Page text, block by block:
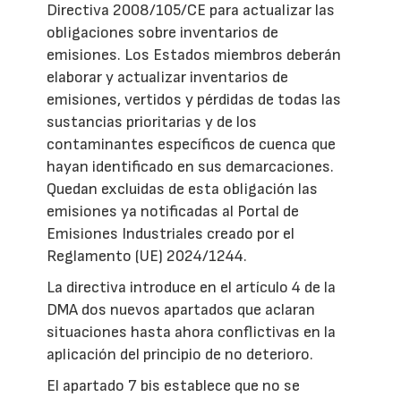
Directiva 2008/105/CE para actualizar las
obligaciones sobre inventarios de
emisiones. Los Estados miembros deberán
elaborar y actualizar inventarios de
emisiones, vertidos y pérdidas de todas las
sustancias prioritarias y de los
contaminantes específicos de cuenca que
hayan identificado en sus demarcaciones.
Quedan excluidas de esta obligación las
emisiones ya notificadas al Portal de
Emisiones Industriales creado por el
Reglamento (UE) 2024/1244.
La directiva introduce en el artículo 4 de la
DMA dos nuevos apartados que aclaran
situaciones hasta ahora conflictivas en la
aplicación del principio de no deterioro.
El apartado 7 bis establece que no se